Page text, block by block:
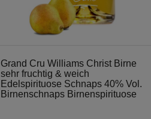
Grand Cru Williams Christ Birne
sehr fruchtig & weich
Edelspirituose Schnaps 40% Vol.
Birnenschnaps Birnenspirituose